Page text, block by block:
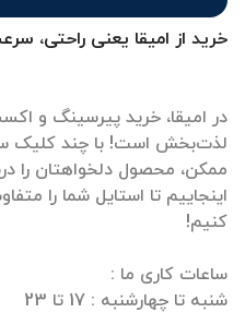
خرید از امیقا یعنی راحتی،
در امیقا، خرید پیرسینگ و
لذت‌بخش است! با چند کلیک
ممکن، محصول دلخواهتان را
اینجاییم تا استایل شما را